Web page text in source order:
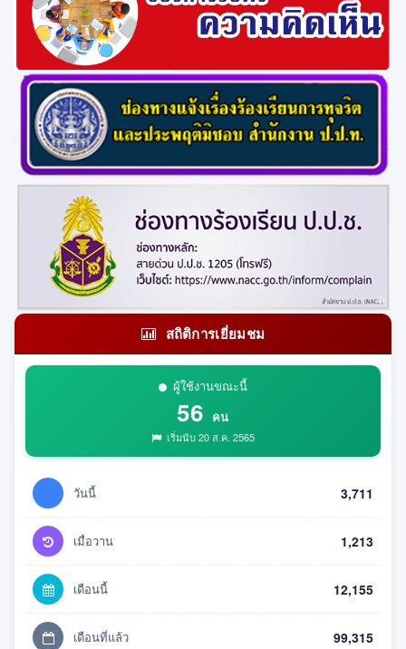
สถิติการเยี่ยมชม
ผู้ใช้งานขณะนี้
56 คน
เริ่มนับ 20 ส.ค. 2565
วันนี้ 3,711
เมื่อวาน 1,213
เดือนนี้ 12,155
เดือนที่แล้ว 99,315